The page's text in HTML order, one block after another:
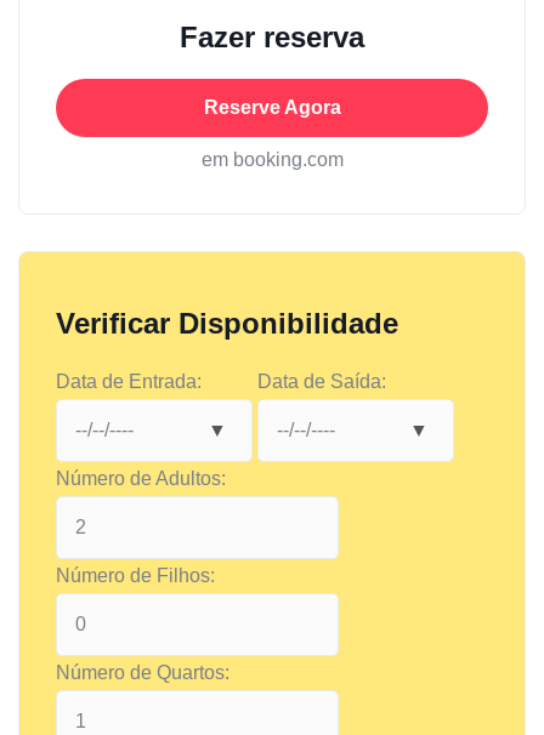
Fazer reserva
Reserve Agora
em booking.com
Verificar Disponibilidade
Data de Entrada: Data de Saída:
Número de Adultos:
Número de Filhos:
Número de Quartos: